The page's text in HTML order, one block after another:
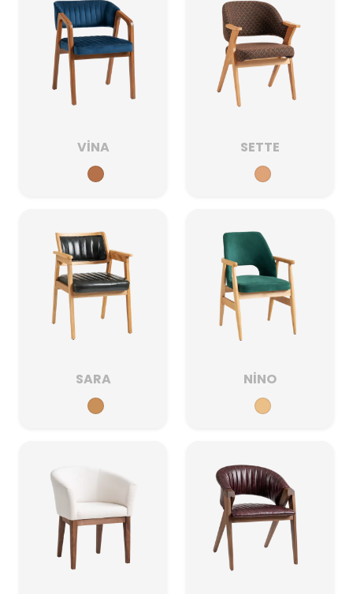
VİNA SETTE
SARA NİNO